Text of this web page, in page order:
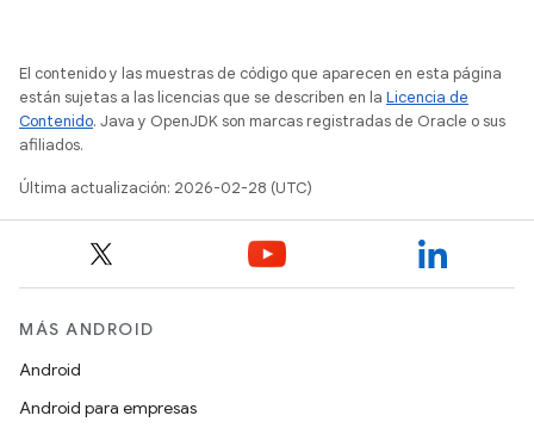
El contenido y las muestras de código que aparecen en esta página
están sujetas a las licencias que se describen en la Licencia de
Contenido. Java y OpenJDK son marcas registradas de Oracle o sus
afiliados.
Última actualización: 2026-02-28 (UTC)
MÁS ANDROID
Android
Android para empresas